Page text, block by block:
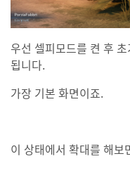
우선 셀피모드를 켠 후
됩니다.
가장 기본 화면이죠.
이 상태에서 확대를 해보